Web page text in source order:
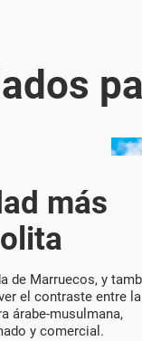
más
de Marruecos, y
el contraste entre la
árabe-musulmana,
y comercial.